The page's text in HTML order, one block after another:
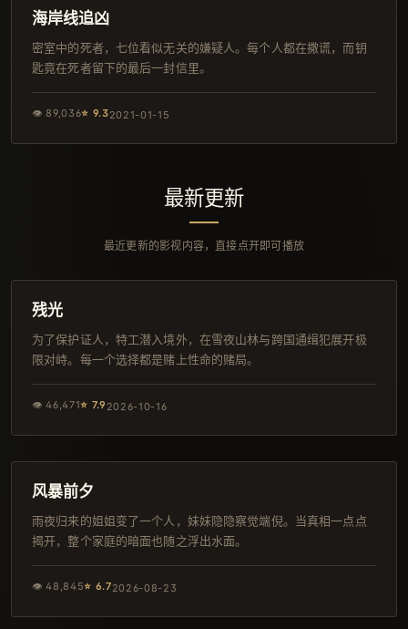
IMAX
海岸线追凶
密室中的死者，七位看似无关的嫌疑人。每个人都在撒谎，而钥
匙竟在死者留下的最后一封信里。
👁 89,036⭐ 9.32021-01-15
最新更新
最近更新的影视内容，直接点开即可播放
日本
残光
为了保护证人，特工潜入境外，在雪夜山林与跨国通缉犯展开极
限对峙。每一个选择都是赌上性命的赌局。
👁46,471⭐ 7.9 2026-10-16
韩剧
风暴前夕
雨夜归来的姐姐变了一个人，妹妹隐隐察觉端倪。当真相一点点
揭开，整个家庭的暗面也随之浮出水面。
👁48,845⭐ 6.72026-08-23